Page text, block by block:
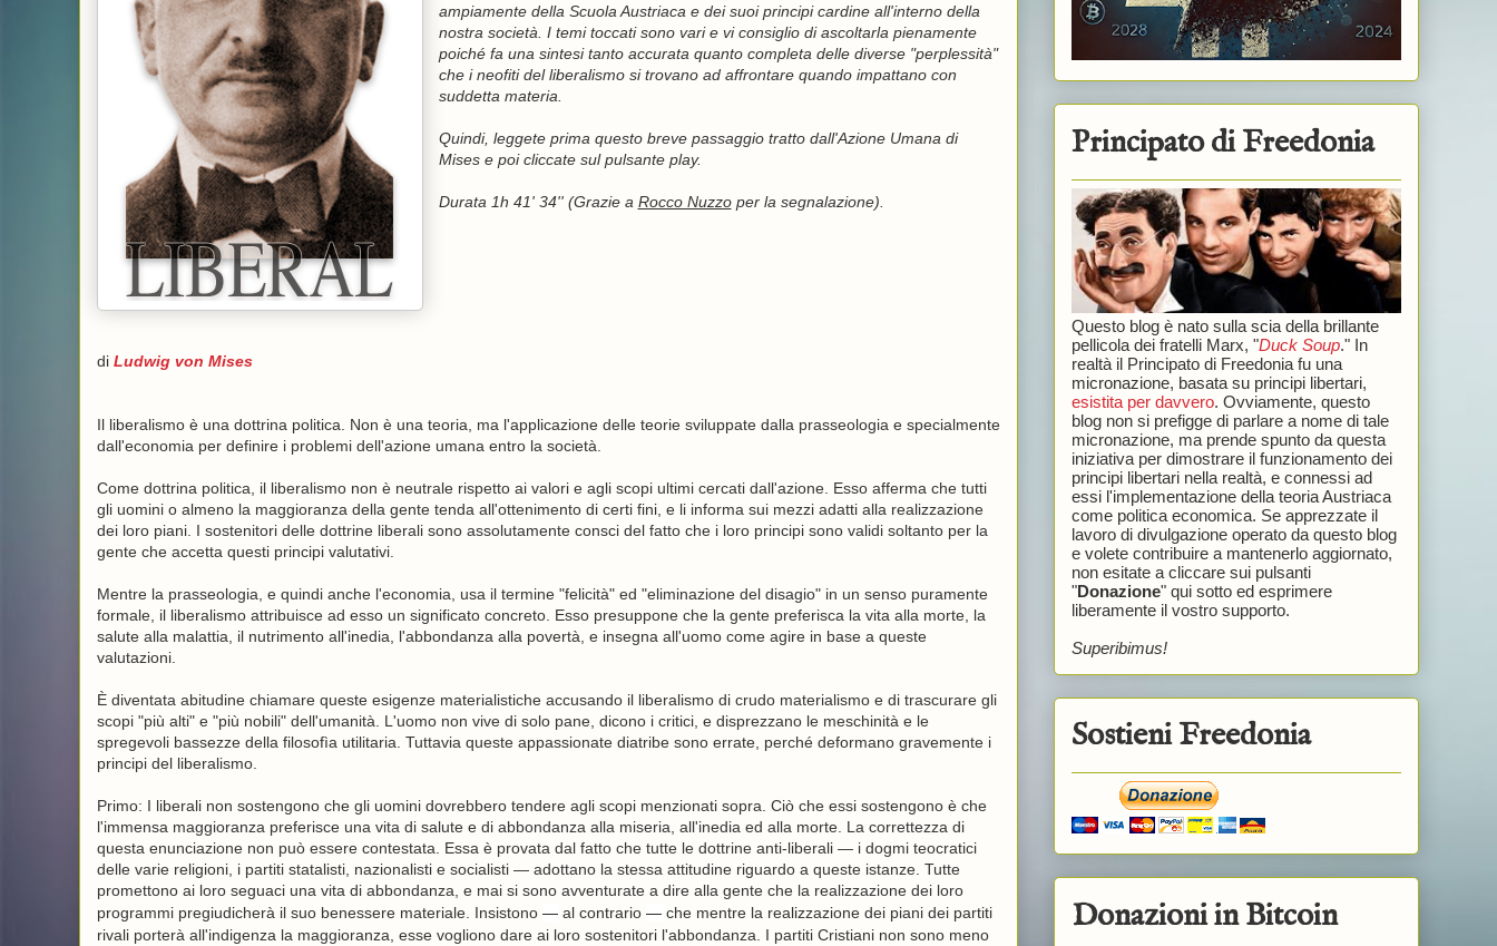
ampiamente della Scuola Austriaca e dei suoi principi cardine all'interno della
nostra società. I temi toccati sono vari e vi consiglio di ascoltarla pienamente
poiché fa una sintesi tanto accurata quanto completa delle diverse "perplessità"
che i neofiti del liberalismo si trovano ad affrontare quando impattano con
suddetta materia.
Quindi, leggete prima questo breve passaggio tratto dall'Azione Umana di
Mises e poi cliccate sul pulsante play.
Durata 1h 41' 34'' (Grazie a Rocco Nuzzoper la segnalazione).
di Ludwig von Mises
Il liberalismo è una dottrina politica. Non è una teoria, ma l'applicazione delle teorie sviluppate dalla prasseologia e specialmente
dall'economia per definire i problemi dell'azione umana entro la società.
Come dottrina politica, il liberalismo non è neutrale rispetto ai valori e agli scopi ultimi cercati dall'azione. Esso afferma che tutti
gli uomini o almeno la maggioranza della gente tenda all'ottenimento di certi fini, e li informa sui mezzi adatti alla realizzazione
dei loro piani. I sostenitori delle dottrine liberali sono assolutamente consci del fatto che i loro principi sono validi soltanto per la
gente che accetta questi principi valutativi.
Mentre la prasseologia, e quindi anche l'economia, usa il termine "felicità" ed "eliminazione del disagio" in un senso puramente
formale, il liberalismo attribuisce ad esso un significato concreto. Esso presuppone che la gente preferisca la vita alla morte, la
salute alla malattia, il nutrimento all'inedia, l'abbondanza alla povertà, e insegna all'uomo come agire in base a queste
valutazioni.
È diventata abitudine chiamare queste esigenze materialistiche accusando il liberalismo di crudo materialismo e di trascurare gli
scopi "più alti" e "più nobili" dell'umanità. L'uomo non vive di solo pane, dicono i critici, e disprezzano le meschinità e le
spregevoli bassezze della filosofìa utilitaria. Tuttavia queste appassionate diatribe sono errate, perché deformano gravemente i
principi del liberalismo.
Primo: I liberali non sostengono che gli uomini dovrebbero tendere agli scopi menzionati sopra. Ciò che essi sostengono è che
l'immensa maggioranza preferisce una vita di salute e di abbondanza alla miseria, all'inedia ed alla morte. La correttezza di
questa enunciazione non può essere contestata. Essa è provata dal fatto che tutte le dottrine anti-liberali — i dogmi teocratici
delle varie religioni, i partiti statalisti, nazionalisti e socialisti — adottano la stessa attitudine riguardo a queste istanze. Tutte
promettono ai loro seguaci una vita di abbondanza, e mai si sono avventurate a dire alla gente che la realizzazione dei loro
programmi pregiudicherà il suo benessere materiale. Insistono —al contrario — che mentre la realizzazione dei piani dei partiti
rivali porterà all'indigenza la maggioranza, esse vogliono dare ai loro sostenitori l'abbondanza. I partiti Cristiani non sono meno
Principato di Freedonia
Questo blog è nato sulla scia della brillante
pellicola dei fratelli Marx, "Duck Soup." In
realtà il Principato di Freedonia fu una
micronazione, basata su principi libertari,
esistita per davvero. Ovviamente, questo
blog non si prefigge di parlare a nome di tale
micronazione, ma prende spunto da questa
iniziativa per dimostrare il funzionamento dei
principi libertari nella realtà, e connessi ad
essi l'implementazione della teoria Austriaca
come politica economica. Se apprezzate il
lavoro di divulgazione operato da questo blog
e volete contribuire a mantenerlo aggiornato,
non esitate a cliccare sui pulsanti
"Donazione" qui sotto ed esprimere
liberamente il vostro supporto.
Superibimus!
Sostieni Freedonia
Donazioni in Bitcoin